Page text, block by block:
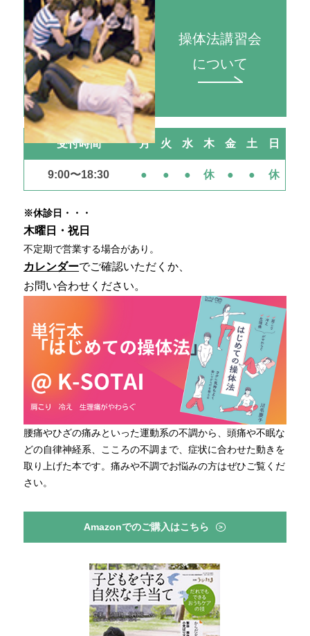
操体法講習会
について
受付時間 月 火 水 木 金 土 日
9:00〜18:30 ● ● ● 休 ● ● 休
※休診日・・・
木曜日・祝日
不定期で営業する場合があり。
カレンダーでご確認いただくか、
お問い合わせください。
腰痛やひざの痛みといった運動系の不調から、頭痛や不眠な
どの自律神経系、こころの不調まで、症状に合わせた動きを
取り上げた本です。痛みや不調でお悩みの方はぜひご覧くだ
さい。
Amazonでのご購入はこちら >